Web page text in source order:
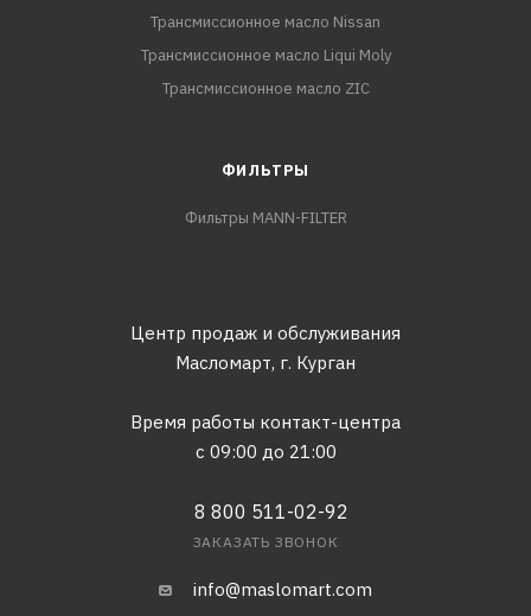
Трансмиссионное масло Nissan
Трансмиссионное масло Liqui Moly
Трансмиссионное масло ZIC
ФИЛЬТРЫ
Фильтры MANN-FILTER
Центр продаж и обслуживания
Масломарт, г. Курган
Время работы контакт-центра
с 09:00 до 21:00
8 800 511-02-92
ЗАКАЗАТЬ ЗВОНОК
info@maslomart.com